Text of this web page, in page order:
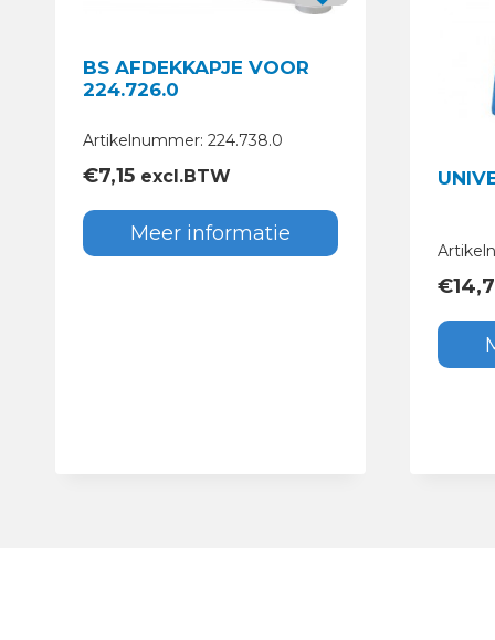
BS AFDEKKAPJE VOOR
224.726.0
Artikelnummer: 224.738.0
€7,15 excl.BTW
Meer informatie
€